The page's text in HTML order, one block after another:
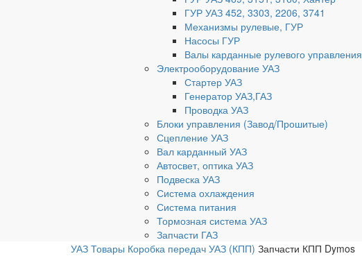
ГУР УАЗ 452, 3303, 2206, 3741
Механизмы рулевые, ГУР
Насосы ГУР
Валы карданные рулевого управления
Электрооборудование УАЗ
Стартер УАЗ
Генератор УАЗ,ГАЗ
Проводка УАЗ
Блоки управления (Завод/Прошитые)
Сцепление УАЗ
Вал карданный УАЗ
Автосвет, оптика УАЗ
Подвеска УАЗ
Система охлаждения
Система питания
Тормозная система УАЗ
Запчасти ГАЗ
УАЗ Товары Коробка передач УАЗ (КПП) Запчасти КПП Dymos